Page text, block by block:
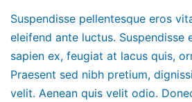
Suspendisse pellentesque eros
eleifend ante luctus. Suspendisse
sapien ex, feugiat at lacus quis,
Praesent sed nibh pretium,
velit. Aenean quis velit odio.